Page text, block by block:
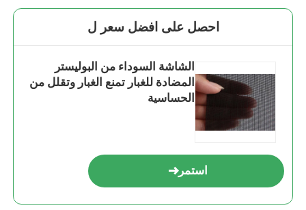
احصل على افضل سعر ل
الشاشة السوداء من البوليستر
المضادة للغبار تمنع الغبار وتقلل من
الحساسية
استمر